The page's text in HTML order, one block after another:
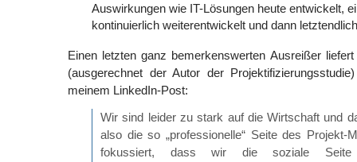
Auswirkungen wie IT-Lösungen heute entwickelt,
kontinuierlich weiterentwickelt und dann
Einen letzten ganz bemerkenswerten Ausreißer
(ausgerechnet der Autor der
meinem LinkedIn-Post:
Wir sind leider zu stark auf die Wirtschaft und
also die so „professionelle“ Seite des Projekt-
fokussiert, dass wir die soziale